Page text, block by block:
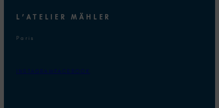
L’ATELIER MÄHLER
Paris
INSTAGRAM FACEBOOK